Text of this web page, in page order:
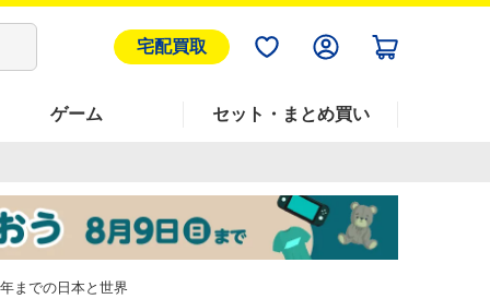
宅配買取
ゲーム セット・まとめ買い
までの日本と世界